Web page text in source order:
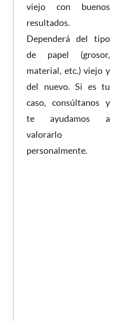
viejo con buenos
resultados.
Dependerá del tipo
de papel (grosor,
material, etc.) viejo y
del nuevo. Si es tu
caso, consúltanos y
te ayudamos a
valorarlo
personalmente.